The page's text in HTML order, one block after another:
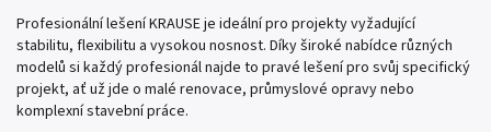
Profesionální lešení KRAUSE je ideální pro projekty vyžadující
stabilitu, flexibilitu a vysokou nosnost. Díky široké nabídce různých
modelů si každý profesionál najde to pravé lešení pro svůj specifický
projekt, ať už jde o malé renovace, průmyslové opravy nebo
komplexní stavební práce.